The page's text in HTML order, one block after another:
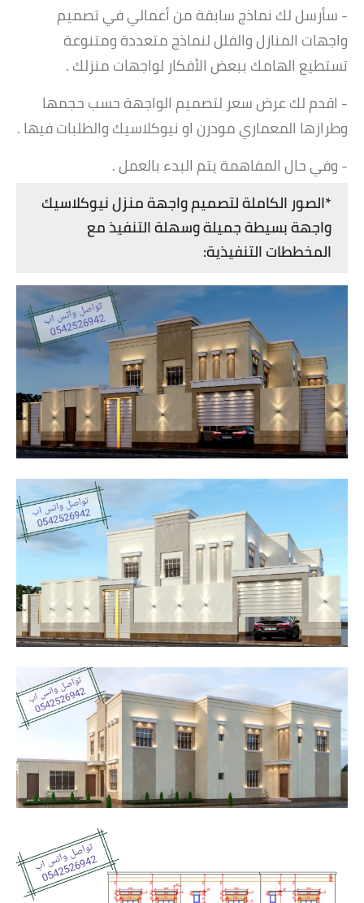
- سأرسل لك نماذج سابقة من أعمالي في تصميم
واجهات المنازل والفلل لنماذج متعددة ومتنوعة
تستطيع الهامك ببعض الأفكار لواجهات منزلك .
- اقدم لك عرض سعر لتصميم الواجهة حسب حجمها
وطرازها المعماري مودرن او نيوكلاسيك والطلبات فيها .
- وفي حال المفاهمة يتم البدء بالعمل .
*الصور الكاملة لتصميم واجهة منزل نيوكلاسيك
واجهة بسيطة جميلة وسهلة التنفيذ مع
المخططات التنفيذية: